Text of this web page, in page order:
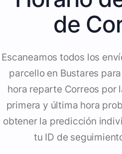
de
Escaneamos todos los
parcello en Bustares
hora reparte Correos por
primera y última hora
obtener la predicción
tu ID de